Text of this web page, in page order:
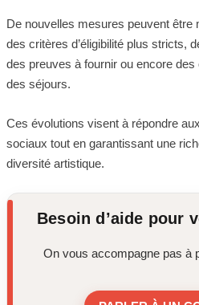
De nouvelles mesures peuvent être
des critères d’éligibilité plus stricts,
des preuves à fournir ou encore
des séjours.
Ces évolutions visent à répondre
sociaux tout en garantissant une
diversité artistique.
Besoin d’aide pour
On vous accompagne pas à